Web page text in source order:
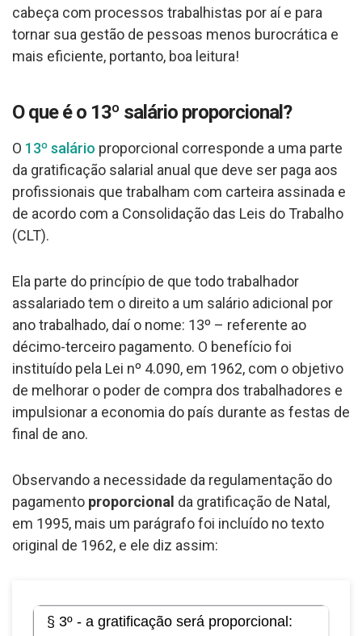
cabeça com processos trabalhistas por aí e para
tornar sua gestão de pessoas menos burocrática e
mais eficiente, portanto, boa leitura!
O que é o 13º salário proporcional?
O 13º salário proporcional corresponde a uma parte
da gratificação salarial anual que deve ser paga aos
profissionais que trabalham com carteira assinada e
de acordo com a Consolidação das Leis do Trabalho
(CLT).
Ela parte do princípio de que todo trabalhador
assalariado tem o direito a um salário adicional por
ano trabalhado, daí o nome: 13º – referente ao
décimo-terceiro pagamento. O benefício foi
instituído pela Lei nº 4.090, em 1962, com o objetivo
de melhorar o poder de compra dos trabalhadores e
impulsionar a economia do país durante as festas de
final de ano.
Observando a necessidade da regulamentação do
pagamento proporcional da gratificação de Natal,
em 1995, mais um parágrafo foi incluído no texto
original de 1962, e ele diz assim:
§ 3º - a gratificação será proporcional: